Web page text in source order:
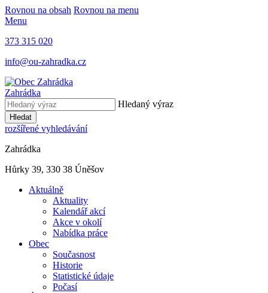
Rovnou na obsah Rovnou na menu
Menu
373 315 020
info@ou-zahradka.cz
Zahrádka
Hledaný výraz
Hledat
rozšířené vyhledávání
Zahrádka
Hůrky 39, 330 38 Úněšov
Aktuálně
Aktuality
Kalendář akcí
Akce v okolí
Nabídka práce
Obec
Současnost
Historie
Statistické údaje
Počasí